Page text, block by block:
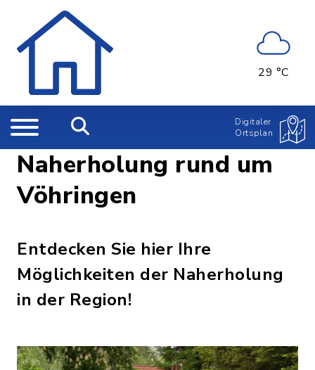
29 °C
Digitaler
Ortsplan
Naherholung rund um
Vöhringen
Entdecken Sie hier Ihre
Möglichkeiten der Naherholung
in der Region!